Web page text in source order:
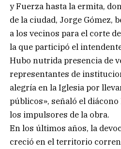
y Fuerza hasta la ermita,
de la ciudad, Jorge Gómez,
a los vecinos para el corte
la que participó el
Hubo nutrida presencia de
representantes de
alegría en la Iglesia por
públicos», señaló el
los impulsores de la obra.
En los últimos años, la
creció en el territorio